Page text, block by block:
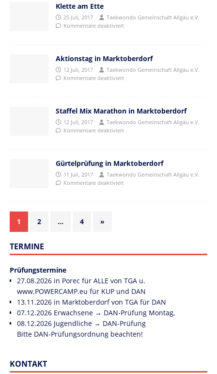
Klette am Ette
25 Juli, 2017
Taekwondo Gemeinschaft Allgäu e.V.
Kommentare deaktiviert
Aktionstag in Marktoberdorf
12 Juli, 2017
Taekwondo Gemeinschaft Allgäu e.V.
Kommentare deaktiviert
Staffel Mix Marathon in Marktoberdorf
12 Juli, 2017
Taekwondo Gemeinschaft Allgäu e.V.
Kommentare deaktiviert
Gürtelprüfung in Marktoberdorf
11 Juli, 2017
Taekwondo Gemeinschaft Allgäu e.V.
Kommentare deaktiviert
1 2 … 4 »
TERMINE
Prüfungstermine
27.08.2026 in Porec für ALLE von TGA u.
www.POWERCAMP.eu für KUP und DAN
13.11.2026 in Marktoberdorf von TGA für DAN
07.12.2026 Erwachsene → DAN-Prüfung Montag,
08.12.2026 Jugendliche → DAN-Prüfung
Bitte DAN-Prüfungsordnung beachten!
KONTAKT